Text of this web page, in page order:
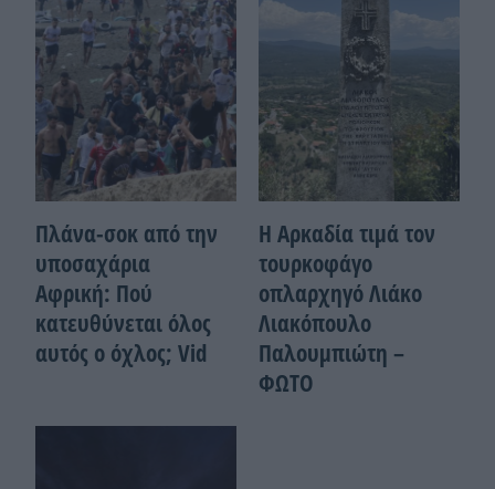
Πλάνα-σοκ από την
υποσαχάρια
Αφρική: Πού
κατευθύνεται όλος
αυτός ο όχλος; Vid
Η Αρκαδία τιμά τον
τουρκοφάγο
οπλαρχηγό Λιάκο
Λιακόπουλο
Παλουμπιώτη –
ΦΩΤΟ